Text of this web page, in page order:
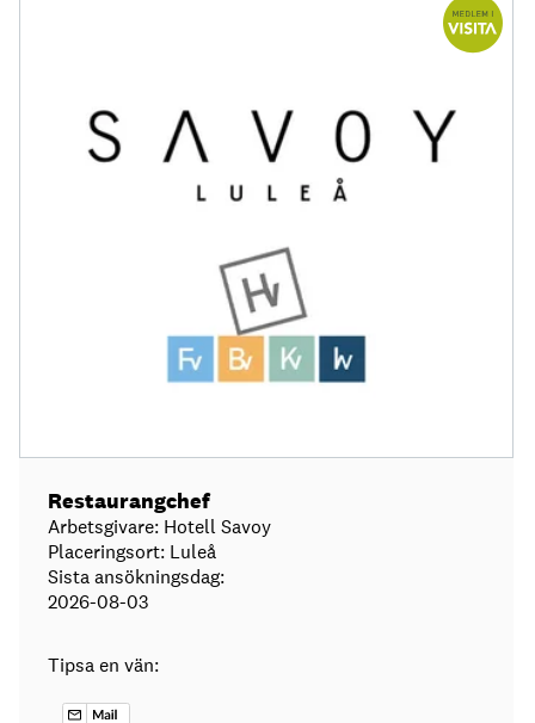
Restaurangchef
Arbetsgivare: Hotell Savoy
Placeringsort: Luleå
Sista ansökningsdag:
2026-08-03
Tipsa en vän: